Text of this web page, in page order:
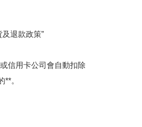
退款政策”
信用卡公司會自動扣除
。